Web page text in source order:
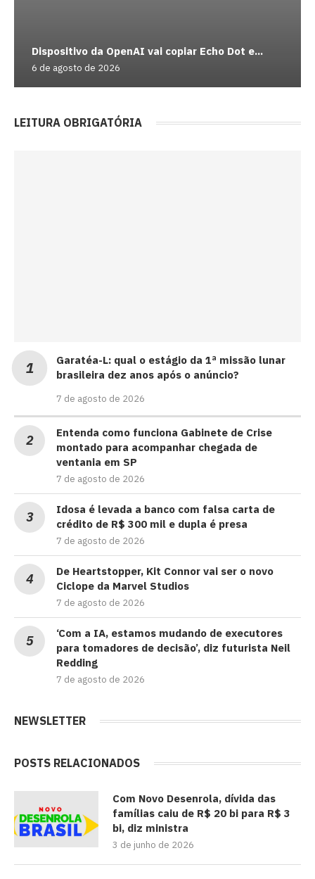
Dispositivo da OpenAI vai copiar Echo Dot e...
6 de agosto de 2026
LEITURA OBRIGATÓRIA
Garatéa-L: qual o estágio da 1ª missão lunar
brasileira dez anos após o anúncio?
7 de agosto de 2026
Entenda como funciona Gabinete de Crise
montado para acompanhar chegada de
ventania em SP
7 de agosto de 2026
Idosa é levada a banco com falsa carta de
crédito de R$ 300 mil e dupla é presa
7 de agosto de 2026
De Heartstopper, Kit Connor vai ser o novo
Ciclope da Marvel Studios
7 de agosto de 2026
‘Com a IA, estamos mudando de executores
para tomadores de decisão’, diz futurista Neil
Redding
7 de agosto de 2026
NEWSLETTER
POSTS RELACIONADOS
Com Novo Desenrola, dívida das
famílias caiu de R$ 20 bi para R$ 3
bi, diz ministra
3 de junho de 2026